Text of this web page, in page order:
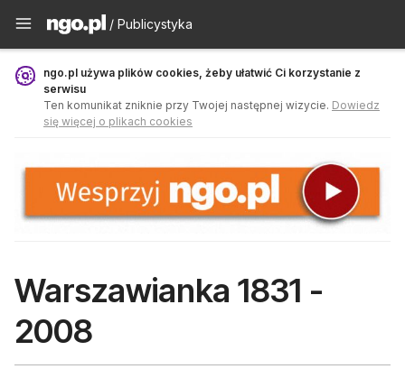
Publicystyka - ngo.pl
/ Publicystyka
ngo.pl używa plików cookies, żeby ułatwić Ci korzystanie z
serwisu
Ten komunikat zniknie przy Twojej następnej wizycie. Dowiedz
się więcej o plikach cookies
Warszawianka 1831 -
2008